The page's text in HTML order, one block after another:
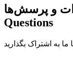
و پرسش‌ها
Questions
ما به اشتراک بگذارید